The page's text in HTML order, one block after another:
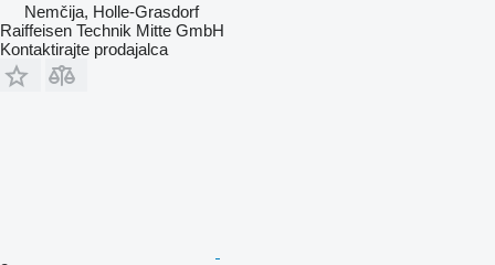
Nemčija, Holle-Grasdorf
Raiffeisen Technik Mitte GmbH
Kontaktirajte prodajalca